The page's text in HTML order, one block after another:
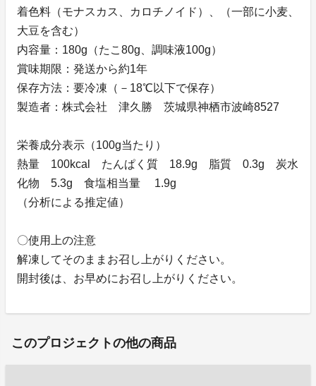
着色料（モナスカス、カロチノイド）、（一部に小麦、
大豆を含む）
内容量：180g（たこ80g、調味液100g）
賞味期限：発送から約1年
保存方法：要冷凍（－18℃以下で保存）
製造者：株式会社 津久勝 茨城県神栖市波崎8527
栄養成分表示（100g当たり）
熱量 100kcal たんぱく質 18.9g 脂質 0.3g 炭水
化物 5.3g 食塩相当量 1.9g
（分析による推定値）
〇使用上の注意
解凍してそのままお召し上がりください。
開封後は、お早めにお召し上がりください。
このプロジェクトの他の商品